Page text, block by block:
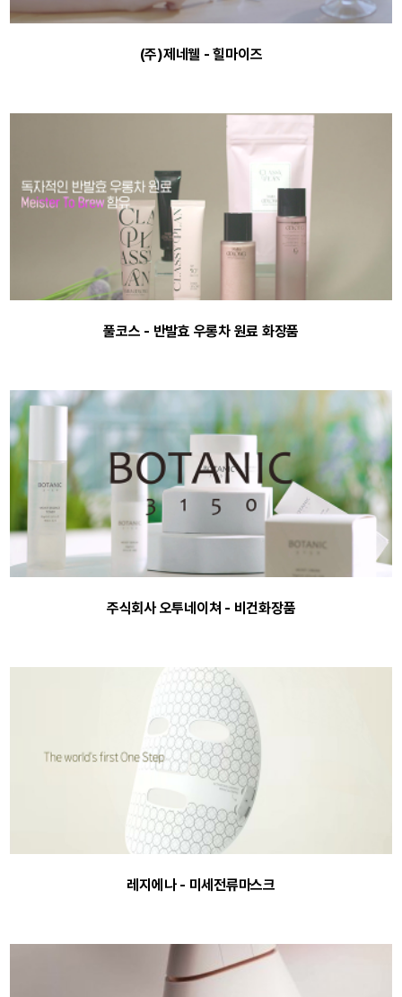
(주)제네웰 - 힐마이즈
풀코스 - 반발효 우롱차 원료 화장품
주식회사 오투네이쳐 - 비건화장품
레지에나 - 미세전류마스크